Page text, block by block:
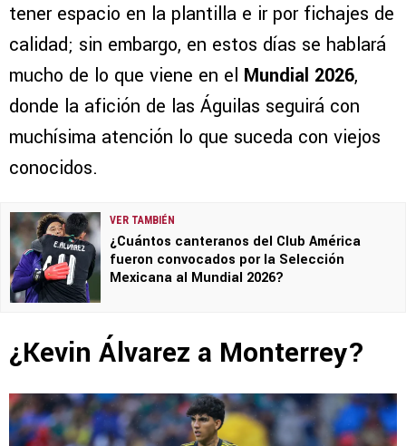
tener espacio en la plantilla e ir por fichajes de
calidad; sin embargo, en estos días se hablará
mucho de lo que viene en el Mundial 2026,
donde la afición de las Águilas seguirá con
muchísima atención lo que suceda con viejos
conocidos.
VER TAMBIÉN
¿Cuántos canteranos del Club América
fueron convocados por la Selección
Mexicana al Mundial 2026?
¿Kevin Álvarez a Monterrey?